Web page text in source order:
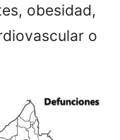
obesidad,
o